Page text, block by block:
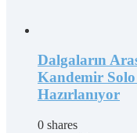
Dalgaların
Kandemir
Hazırlanıyor
0 shares